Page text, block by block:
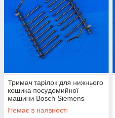
Тримач тарілок для нижнього
кошика посудомийної
машини Bosch Siemens
645102
Немає в наявності